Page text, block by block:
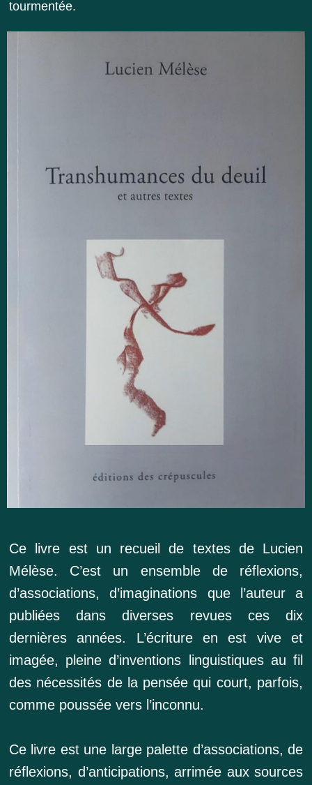
tourmentée.
Ce livre est un recueil de textes de Lucien
Mélèse. C’est un ensemble de réflexions,
d’associations, d’imaginations que l’auteur a
publiées dans diverses revues ces dix
dernières années. L’écriture en est vive et
imagée, pleine d’inventions linguistiques au fil
des nécessités de la pensée qui court, parfois,
comme poussée vers l’inconnu.
Ce livre est une large palette d’associations, de
réflexions, d’anticipations, arrimée aux sources